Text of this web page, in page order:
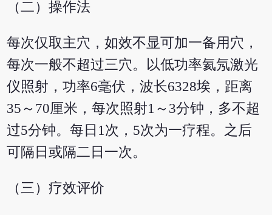
（二）操作法
每次仅取主穴，如效不显可加一备用穴，
每次一般不超过三穴。以低功率氦氖激光
仪照射，功率6毫伏，波长6328埃，距离
35～70厘米，每次照射1～3分钟，多不超
过5分钟。每日1次，5次为一疗程。之后
可隔日或隔二日一次。
（三）疗效评价